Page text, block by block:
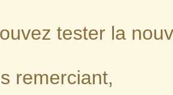
tester la
remerciant,